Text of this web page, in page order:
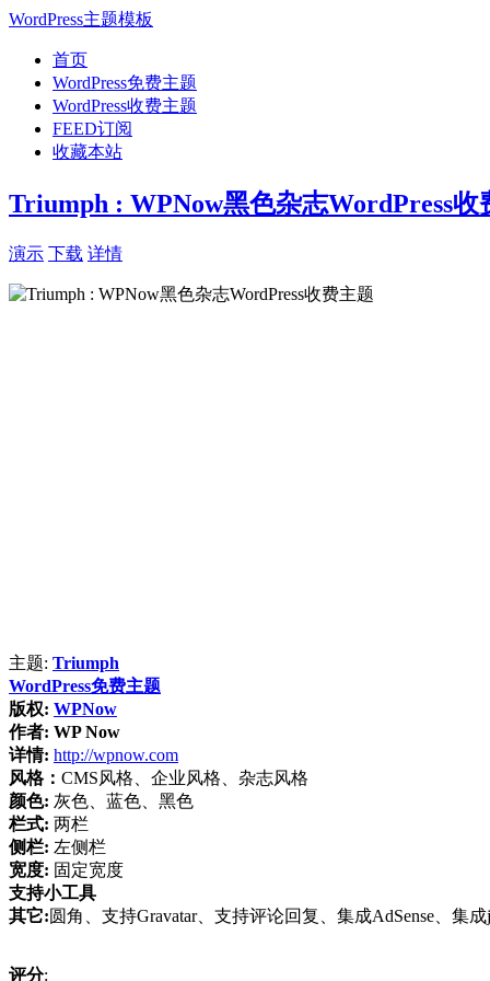
WordPress主题模板
首页
WordPress免费主题
WordPress收费主题
FEED订阅
收藏本站
Triumph : WPNow黑色杂志WordPress收
演示 下载 详情
主题: Triumph
WordPress免费主题
版权: WPNow
作者: WP Now
详情: http://wpnow.com
风格： CMS风格、企业风格、杂志风格
颜色: 灰色、蓝色、黑色
栏式: 两栏
侧栏: 左侧栏
宽度: 固定宽度
支持小工具
其它:圆角、支持Gravatar、支持评论回复、集成AdSense、集成
评分: